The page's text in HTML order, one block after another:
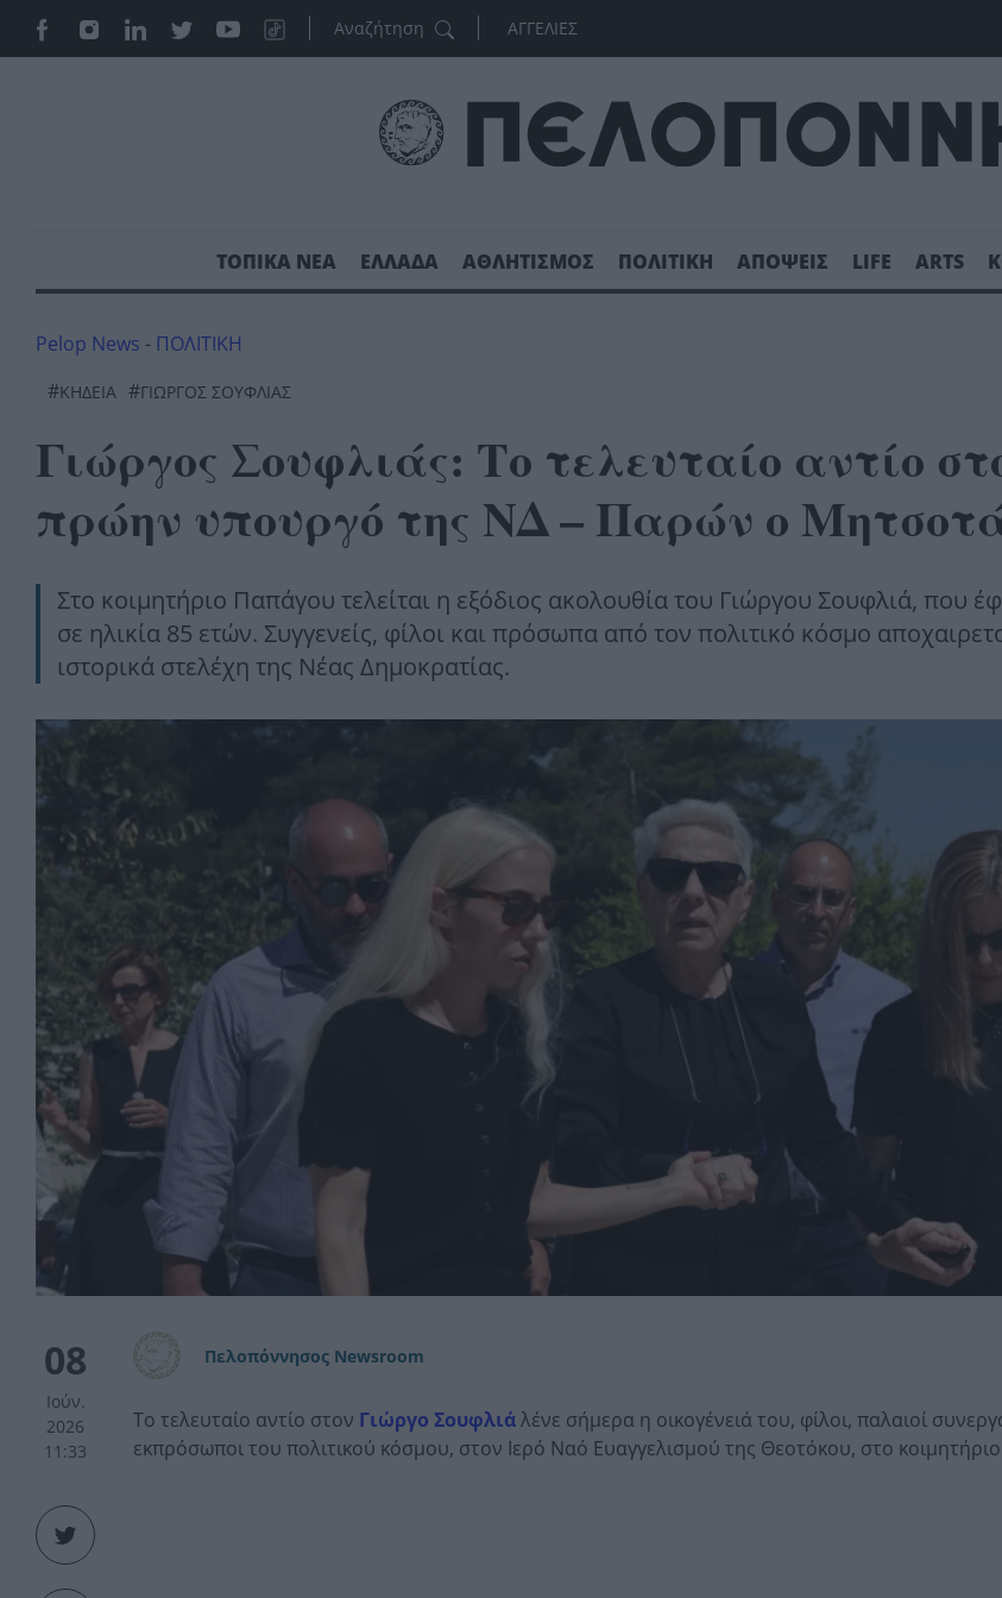
ΑΓΓΕΛΙΕΣ
ΤΟΠΙΚΑ ΝΕΑ ΕΛΛΑΔΑ ΑΘΛΗΤΙΣΜΟΣ ΠΟΛΙΤΙΚΗ ΑΠΟΨΕΙΣ LIFE ARTS
Pelop News - ΠΟΛΙΤΙΚΗ
#ΚΗΔΕΊΑ #ΓΙΩΡΓΟΣ ΣΟΥΦΛΙΑΣ
Γιώργος Σουφλιάς: Το τελευταίο αντίο
πρώην υπουργό της ΝΔ – Παρών ο
Στο κοιμητήριο Παπάγου τελείται η εξόδιος ακολουθία του Γιώργου Σουφλιά, που
σε ηλικία 85 ετών. Συγγενείς, φίλοι και πρόσωπα από τον πολιτικό κόσμο
ιστορικά στελέχη της Νέας Δημοκρατίας.
08
Ιούν.
2026
11:33
Πελοπόννησος Newsroom
Το τελευταίο αντίο στον Γιώργο Σουφλιάλένε σήμερα η οικογένειά του, φίλοι, παλαιοί
εκπρόσωποι του πολιτικού κόσμου, στον Ιερό Ναό Ευαγγελισμού της Θεοτόκου, στο